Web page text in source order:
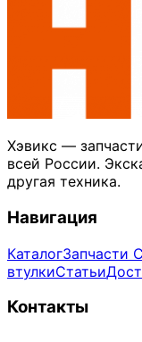
Хэвикс —
всей России.
другая техника.
Навигация
КаталогЗапчасти
втулкиСтатьи
Контакты